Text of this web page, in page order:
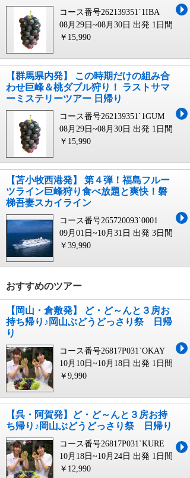
コース番号262139351`1IBA
08月29日~08月30日 出発 1日間
￥15,990
【群馬県内発】 この時期だけの組み合
わせ巨峰＆桃ダブル狩り！ ラストサマ
ーミステリーツアー 日帰り
コース番号262139351`1GUM
08月29日~08月30日 出発 1日間
￥15,990
【苫小牧西港発】 第４弾！福島フルー
ツライン巨峰狩り食べ放題と爽快！磐
梯吾妻スカイライン
コース番号265720093`0001
09月01日~10月31日 出発 3日間
￥39,990
おすすめのツアー
【岡山・倉敷発】 ど・ど～んと３房お
持ち帰り♪岡山ぶどうどっさり祭 日帰
り
コース番号26817P031`OKAY
10月10日~10月18日 出発 1日間
￥9,990
【呉・阿賀発】ど・ど～んと３房お持
ち帰り♪岡山ぶどうどっさり祭 日帰り
コース番号26817P031`KURE
10月18日~10月24日 出発 1日間
￥12,990